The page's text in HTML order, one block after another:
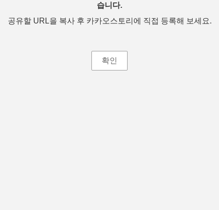
습니다.
공유할 URL을 복사 후 카카오스토리에 직접 등록해 보세요.
확인